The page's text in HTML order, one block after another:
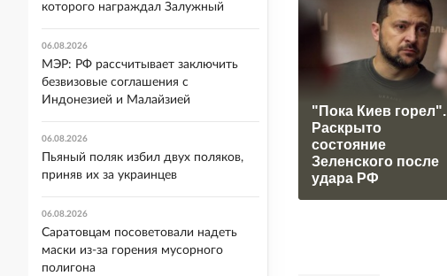
"Пока Киев горел".
Раскрыто
состояние
Зеленского после
удара РФ
которого награждал Залужный
06.08.2026
МЭР: РФ рассчитывает заключить
безвизовые соглашения с
Индонезией и Малайзией
06.08.2026
Пьяный поляк избил двух поляков,
приняв их за украинцев
06.08.2026
Саратовцам посоветовали надеть
маски из-за горения мусорного
полигона